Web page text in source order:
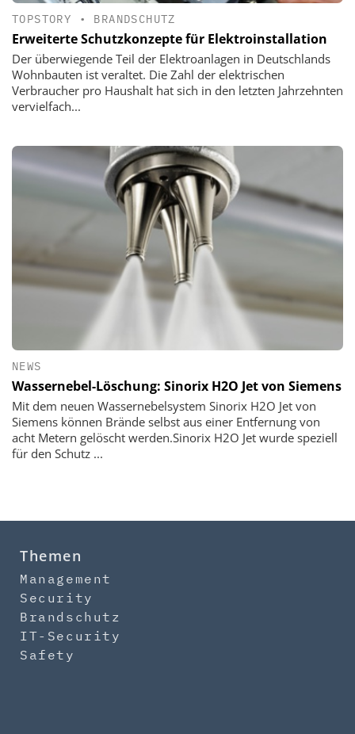
TOPSTORY • BRANDSCHUTZ
Erweiterte Schutzkonzepte für Elektroinstallation
Der überwiegende Teil der Elektroanlagen in Deutschlands
Wohnbauten ist veraltet. Die Zahl der elektrischen
Verbraucher pro Haushalt hat sich in den letzten Jahrzehnten
vervielfach...
NEWS
Wassernebel-Löschung: Sinorix H2O Jet von Siemens
Mit dem neuen Wassernebelsystem Sinorix H2O Jet von
Siemens können Brände selbst aus einer Entfernung von
acht Metern gelöscht werden.Sinorix H2O Jet wurde speziell
für den Schutz ...
Themen
Management
Security
Brandschutz
IT-Security
Safety